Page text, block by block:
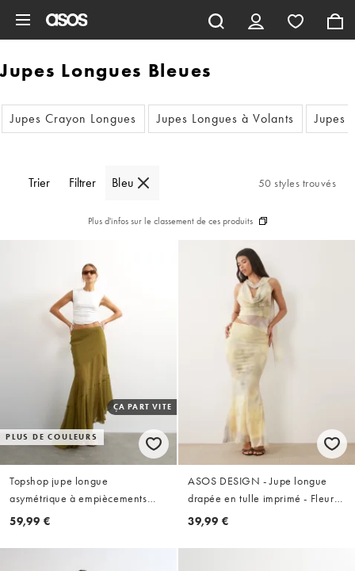
Jupes Longues Bleues
Jupes Crayon Longues Jupes Longues à Volants Jupes
Trier Filtrer Bleu 50 styles trouvés
Plus d'infos sur le classement de ces produits
PLUS DE COULEURS
ÇA PART VITE
Topshop jupe longue
asymétrique à empiècements
transparente verte
59,99 €
ASOS DESIGN - Jupe longue
drapée en tulle imprimé - Fleurs
floues
39,99 €